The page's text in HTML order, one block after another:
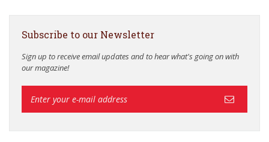
Subscribe to our Newsletter
Sign up to receive email updates and to hear what's going on with
our magazine!